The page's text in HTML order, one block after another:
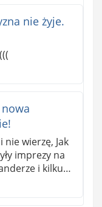
nie żyje.
wierzę, Jak
imprezy na
i kilku…